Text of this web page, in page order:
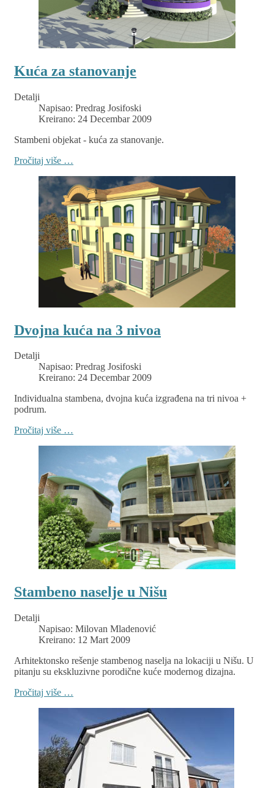
Kuća za stanovanje
Detalji
Napisao: Predrag Josifoski
Kreirano: 24 Decembar 2009
Stambeni objekat - kuća za stanovanje.
Pročitaj više …
Dvojna kuća na 3 nivoa
Detalji
Napisao: Predrag Josifoski
Kreirano: 24 Decembar 2009
Individualna stambena, dvojna kuća izgrađena na tri nivoa +
podrum.
Pročitaj više …
Stambeno naselje u Nišu
Detalji
Napisao: Milovan Mladenović
Kreirano: 12 Mart 2009
Arhitektonsko rešenje stambenog naselja na lokaciji u Nišu. U
pitanju su ekskluzivne porodične kuće modernog dizajna.
Pročitaj više …